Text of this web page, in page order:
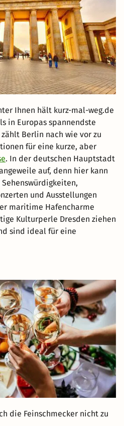
Ihnen hält kurz-mal-weg.de
in Europas spannendste
Berlin nach wie vor zu
für eine kurze, aber
. In der deutschen Hauptstadt
auf, denn hier kann
und Ausstellungen
maritime Hafencharme
Kulturperle Dresden ziehen
sind ideal für eine
die Feinschmecker nicht zu